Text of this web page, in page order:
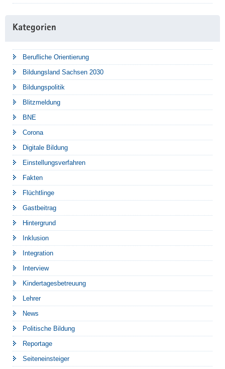
Kategorien
Berufliche Orientierung
Bildungsland Sachsen 2030
Bildungspolitik
Blitzmeldung
BNE
Corona
Digitale Bildung
Einstellungsverfahren
Fakten
Flüchtlinge
Gastbeitrag
Hintergrund
Inklusion
Integration
Interview
Kindertagesbetreuung
Lehrer
News
Politische Bildung
Reportage
Seiteneinsteiger